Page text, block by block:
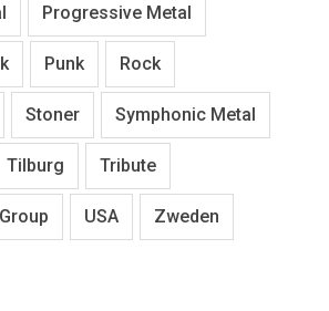
Progressive Metal
Punk Rock
Stoner Symphonic Metal
Tilburg Tribute
USA Zweden